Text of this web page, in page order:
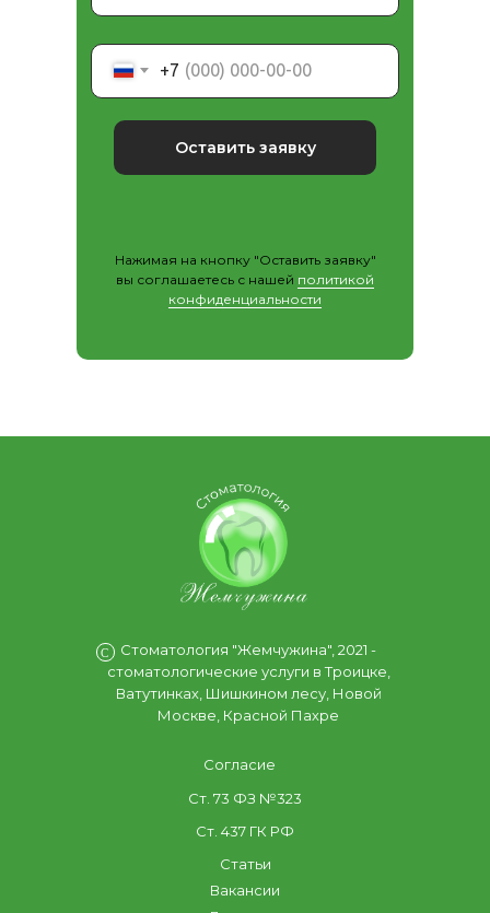
+7
Оставить заявку
Нажимая на кнопку "Оставить заявку"
вы соглашаетесь с нашей политикой
конфиденциальности
Вакансии
Статьи
Ст. 437 ГК РФ
Согласие
Стоматология "Жемчужина", 2021 -
стоматологические услуги в Троицке,
Ватутинках, Шишкином лесу, Новой
Москве, Красной Пахре
С
Ст. 73 ФЗ №323